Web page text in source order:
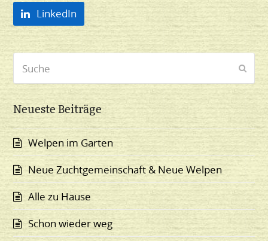
LinkedIn
Neueste Beiträge
Welpen im Garten
Neue Zuchtgemeinschaft & Neue Welpen
Alle zu Hause
Schon wieder weg